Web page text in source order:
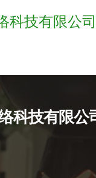
科技有限公司
科技有限公